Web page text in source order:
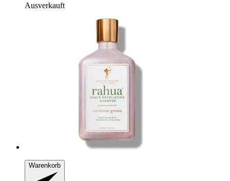
Ausverkauft
Warenkorb